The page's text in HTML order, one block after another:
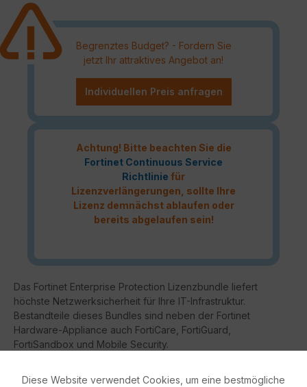
Begrenztes Budget? - Fordern Sie
jetzt Ihr attraktives Angebot an!
Individuellen Preis anfragen
Achtung! Bitte beachten Sie die
Fortinet Continuous Service
Richtlinie für
Lizenzverlängerungen, sollte Ihre
Lizenz demnächst ablaufen oder
bereits abgelaufen sein!
Das Fortinet Enterprise Protection Lizenzbundle liefert
höchste Netzwerksicherheit für Ihre IT-Infrastruktur.
Bestandteile dieses Bundles sind neben der Fortinet
Hardware-Appliance auch FortiCare, FortiGuard,
FortiSandbox und Mobile Security.
Diese Website verwendet Cookies, um eine bestmögliche